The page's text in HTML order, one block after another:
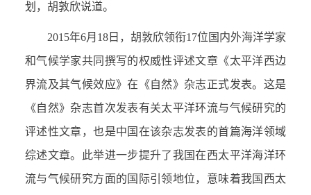
划，胡敦欣说道。
2015年6月 18 日，胡敦欣领衔17位国内外海洋学家
和气候学家共同撰写的权威性评述文章《太平洋西边
界流及其气候效应》在《自然》杂志正式发表。这是
《自然》杂志首次发表有关太平洋环流与气候研究的
评述性文章，也是中国在该杂志发表的首篇海洋领域
综述文章。此举进一步提升了我国在西太平洋海洋环
流与气候研究方面的国际引领地位，意味着我国西太